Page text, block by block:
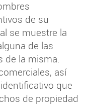
de su
se muestre la
de las
de la misma.
así
que
de propiedad